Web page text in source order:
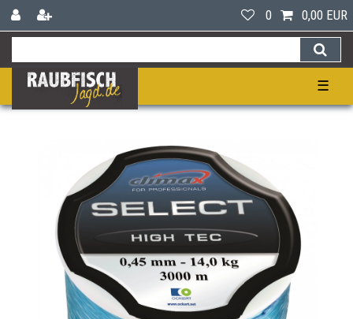
0 0,00 EUR
☰